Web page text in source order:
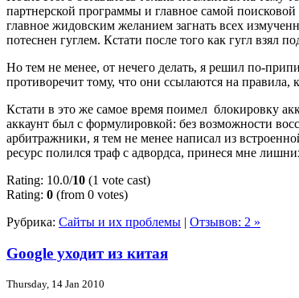
партнерской программы и главное самой
главное жидовским желанием загнать всех
потеснен гуглем. Кстати после того как гугл взял
Но тем не менее, от нечего делать, я решил по-
противоречит тому, что они ссылаются на правила,
Кстати в это же самое время поимел блокировку
аккаунт был с формулировкой: без возможности
арбитражники, я тем не менее написал из
ресурс полился траф с адвордса, принеся мне
Rating: 10.0/10 (1 vote cast)
Rating: 0 (from 0 votes)
Рубрика: Сайты и их проблемы | Отзывов: 2 »
Google уходит из китая
Thursday, 14 Jan 2010